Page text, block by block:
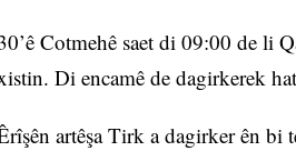
Cotmehê saet di 09:00 de li
Di encamê de dagirkerek
artêşa Tirk a dagirker ên bi